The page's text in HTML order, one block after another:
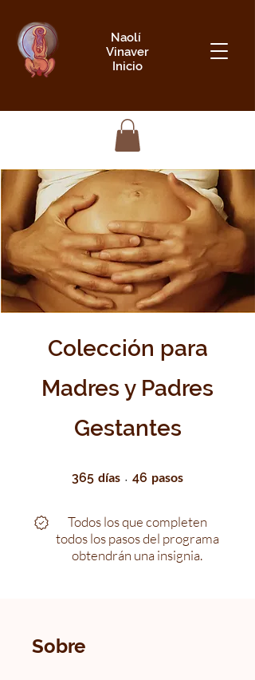
Naolí
Vinaver
Inicio
Colección para
Madres y Padres
Gestantes
365 días 365 días
46 pasos
Todos los que completen
todos los pasos del programa
obtendrán una insignia.
Sobre